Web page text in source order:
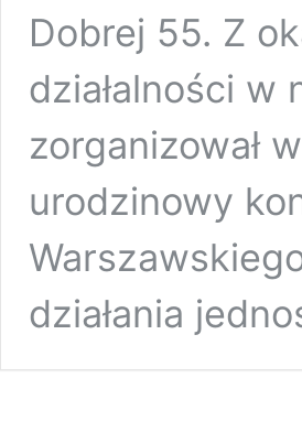
Dobrej 55. Z
działalności w
zorganizował
urodzinowy
działania